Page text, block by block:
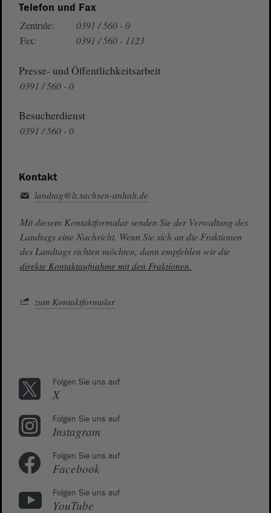
Telefon und Fax
Zentrale:
0391 / 560 - 0
Fax:
0391 / 560 - 1123
Presse- und Öffentlichkeitsarbeit
0391 / 560 - 0
Besucherdienst
0391 / 560 - 0
Kontakt
landtag@lt.sachsen-anhalt.de
Mit diesem Kontaktformular senden Sie der Verwaltung des
Landtags eine Nachricht. Wenn Sie sich an die Fraktionen
des Landtags richten möchten, dann empfehlen wir die
direkte Kontaktaufnahme mit den Fraktionen.
zum Kontaktformular
Folgen Sie uns auf
X
Folgen Sie uns auf
Instagram
Folgen Sie uns auf
Facebook
Folgen Sie uns auf
YouTube